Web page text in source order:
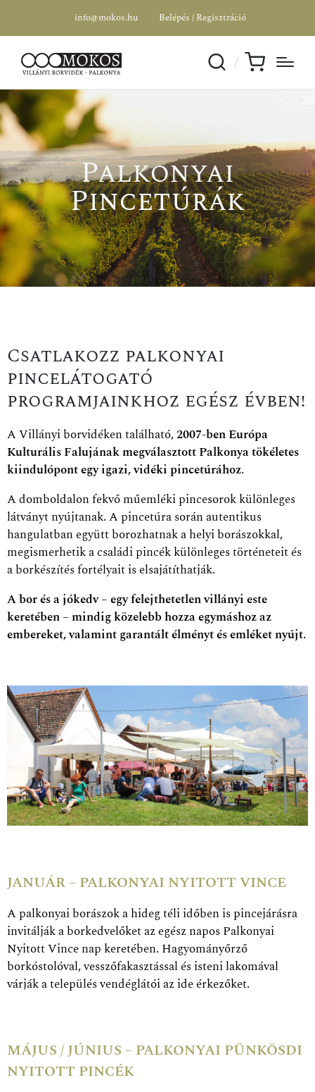
info@mokos.hu Belépés / Regisztráció
Palkonyai
Pincetúrák
Csatlakozz palkonyai
pincelátogató
programjainkhoz egész évben!
A Villányi borvidéken található,2007-ben Európa
Kulturális Falujának megválasztott Palkonya tökéletes
kiindulópont egy igazi, vidéki pincetúrához.
A domboldalon fekvő műemléki pincesorok különleges
látványt nyújtanak. A pincetúra során autentikus
hangulatban együtt borozhatnak a helyi borászokkal,
megismerhetik a családi pincék különleges történeteit és
a borkészítés fortélyait is elsajátíthatják.
A bor és a jókedv – egy felejthetetlen villányi este
keretében – mindig közelebb hozza egymáshoz az
embereket, valamint garantált élményt és emléket nyújt.
JANUÁR – PALKONYAI NYITOTT VINCE
A palkonyai borászok a hideg téli időben is pincejárásra
invitálják a borkedvelőket az egész napos Palkonyai
Nyitott Vince nap keretében. Hagyományőrző
borkóstolóval, vesszőfakasztással és isteni lakomával
várják a település vendéglátói az ide érkezőket.
MÁJUS / JÚNIUS – PALKONYAI PÜNKÖSDI
NYITOTT PINCÉK